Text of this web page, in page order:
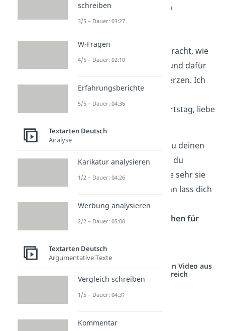
und Gute zu deinem
Ehrentag!“
„Du hast mir beigebracht, wie
wichtigFamilie
ist, und dafür
danke ich dir von Herzen. Ich
wünsche dir einen
wundervollen Geburtstag, liebe
Deine Oma zählt zu deinen
Lieblingsmenschen und du
möchtest ihr zeigen, wie sehr sie
dir am Herzen lieg? Dann lass dich
hiervon
denGeburtstagswünschen für
Menschen
Studyflix vernetzt: Hier ein Video aus
einem anderen Bereich
schreiben
3/5 – Dauer: 03:27
W-Fragen
4/5 – Dauer: 02:10
Erfahrungsberichte
5/5 – Dauer: 04:36
Textarten Deutsch
Analyse
Karikatur analysieren
1/2 – Dauer: 04:26
Werbung analysieren
2/2 – Dauer: 05:00
Textarten Deutsch
Argumentative Texte
Vergleich schreiben
1/5 – Dauer: 04:31
Kommentar